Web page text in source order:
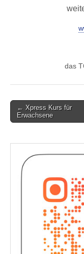
das
Post
navigation
← Xpress Kurs für
Erwachsene